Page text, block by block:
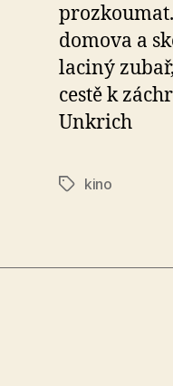
domova a
laciný
cestě k
Unkrich
Štítkykino